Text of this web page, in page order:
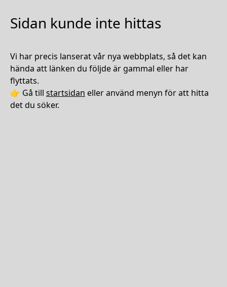
Sidan kunde inte hittas
Vi har precis lanserat vår nya webbplats, så det kan
hända att länken du följde är gammal eller har
flyttats.
👉 Gå till startsidan eller använd menyn för att hitta
det du söker.